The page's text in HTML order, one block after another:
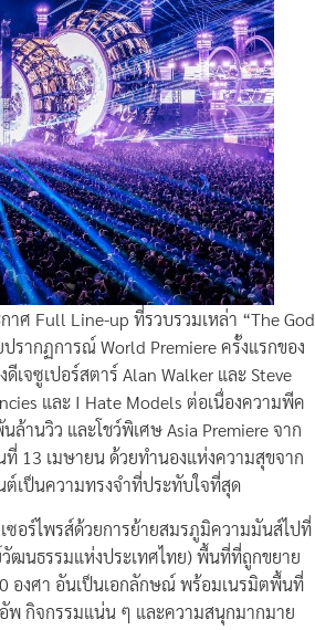
ศ Full Line-up ที่รวบรวมเหล่า “The God
รากฏการณ์ World Premiere ครั้งแรกของ
เจซูเปอร์สตาร์ Alan Walker และ Steve
และ I Hate Models ต่อเนื่องความพีค
านวิว และโชว์พิเศษ Asia Premiere จาก
ที่ 13 เมษายน ด้วยทำนองแห่งความสุขจาก
ต์เป็นความทรงจำที่ประทับใจที่สุด
ซอร์ไพรส์ด้วยการย้ายสมรภูมิความมันส์ไปที่
วัฒนธรรมแห่งประเทศไทย) พื้นที่ที่ถูกขยาย
องศา อันเป็นเอกลักษณ์ พร้อมเนรมิตพื้นที่
พ กิจกรรมแน่น ๆ และความสนุกมากมาย